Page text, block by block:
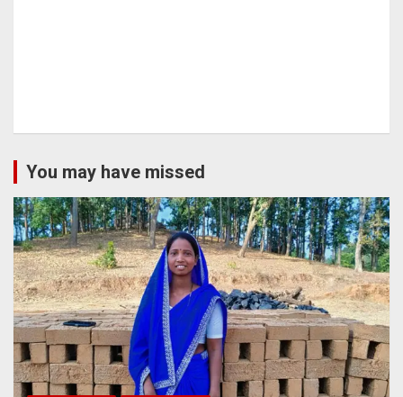
You may have missed